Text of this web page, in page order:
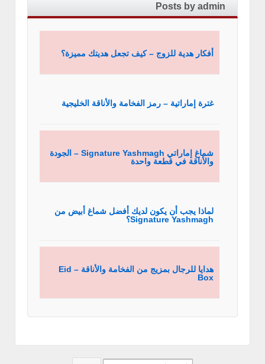
Posts by admin
أفكار هدية للزوج – كيف تجعل هديتك مميزة؟
غترة إماراتية – رمز الفخامة والأناقة الخليجية
شماغ إماراتي Signature Yashmagh – الجودة
والأناقة في قطعة واحدة
لماذا يجب أن يكون لديك أفضل شماغ أبيض من
Signature Yashmagh؟
هدايا للرجال بمزيج من الفخامة والأناقة – Eid
Box
Search